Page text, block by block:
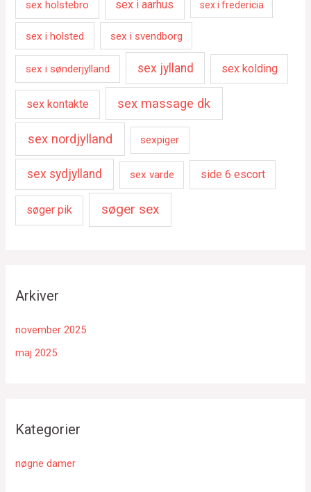
sex holstebro sex i aarhus sex i fredericia
sex i holsted sex i svendborg
sex i sønderjylland sex jylland sex kolding
sex kontakte sex massage dk
sex nordjylland sexpiger
sex sydjylland sex varde side 6 escort
søger pik søger sex
Arkiver
november 2025
maj 2025
Kategorier
nøgne damer